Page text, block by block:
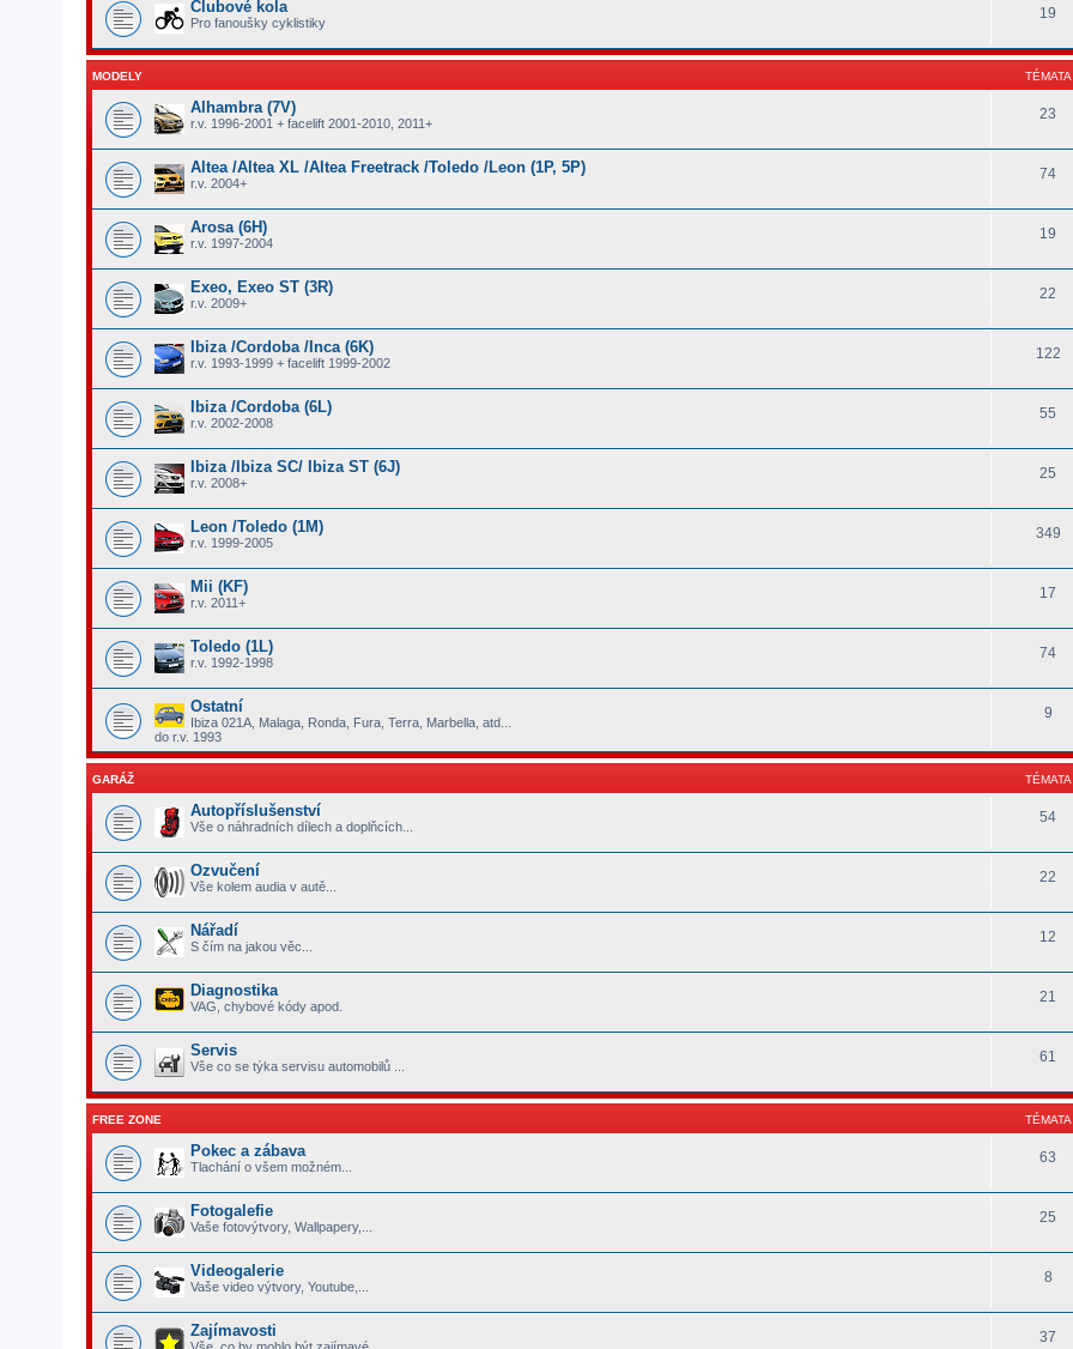
Clubové kola
Pro fanoušky cyklistiky
19
MODELY TÉMATA
Alhambra (7V)
r.v. 1996-2001 + facelift 2001-2010, 2011+
23
Altea /Altea XL /Altea Freetrack /Toledo /Leon (1P, 5P)
r.v. 2004+
74
Arosa (6H)
r.v. 1997-2004
19
Exeo, Exeo ST (3R)
r.v. 2009+
22
Ibiza /Cordoba /Inca (6K)
r.v. 1993-1999 + facelift 1999-2002
122
Ibiza /Cordoba (6L)
r.v. 2002-2008
55
Ibiza /Ibiza SC/ Ibiza ST (6J)
r.v. 2008+
25
Leon /Toledo (1M)
r.v. 1999-2005
349
Mii (KF)
r.v. 2011+
17
Toledo (1L)
r.v. 1992-1998
74
Ostatní
Ibiza 021A, Malaga, Ronda, Fura, Terra, Marbella, atd...
do r.v. 1993
9
GARÁŽ TÉMATA
Autopříslušenství
Vše o náhradních dílech a doplňcích...
54
Ozvučení
Vše kolem audia v autě...
22
Nářadí
S čím na jakou věc...
12
Diagnostika
VAG, chybové kódy apod.
21
Servis
Vše co se týka servisu automobilů ...
61
FREE ZONE TÉMATA
Pokec a zábava
Tlachání o všem možném...
63
Fotogalefie
Vaše fotovýtvory, Wallpapery,...
25
Videogalerie
Vaše video výtvory, Youtube,...
8
Zajímavosti
Vše, co by mohlo být zajímavé
37